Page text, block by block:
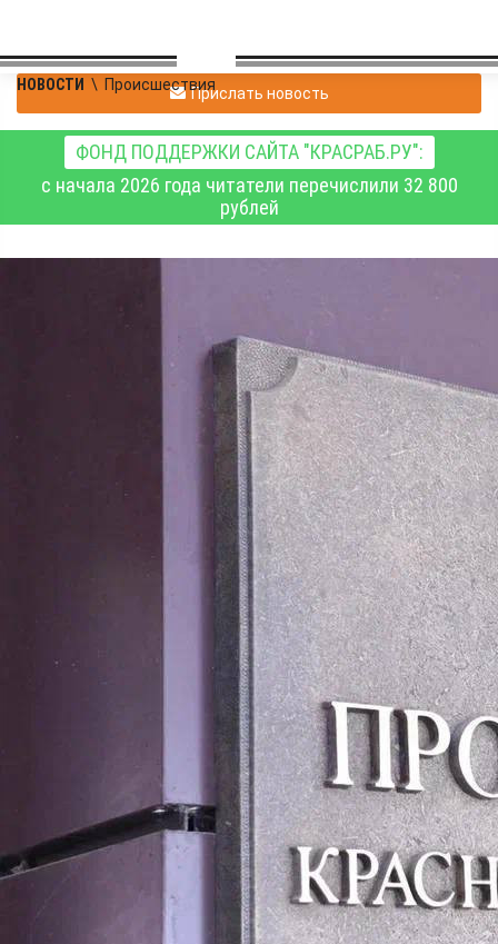
НОВОСТИ \ ПроисшествияПрислать новость
ФОНД ПОДДЕРЖКИ САЙТА "КРАСРАБ.РУ":
с начала 2026 года читатели перечислили 32 800
рублей
Суд взыскал с бывшего
майора полиции
незаконный доход в
размере миллиона
рублей
Прокуратура добилась взыскания в доход государства 1
миллиона рублей с бывшего сотрудника полиции, который
решил монетизировать собственный авторитет.
Ранее суд признал его виновным в мошенничестве.
Правохрагнитель убедил гражданина, что за вознаграждение
сможет повлиять на принятие процессуального решения о